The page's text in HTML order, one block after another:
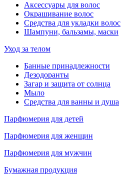
Аксессуары для волос
Окрашивание волос
Средства для укладки волос
Шампуни, бальзамы, маски
Уход за телом
Банные принадлежности
Дезодоранты
Загар и защита от солнца
Мыло
Средства для ванны и душа
Парфюмерия для детей
Парфюмерия для женщин
Парфюмерия для мужчин
Бумажная продукция